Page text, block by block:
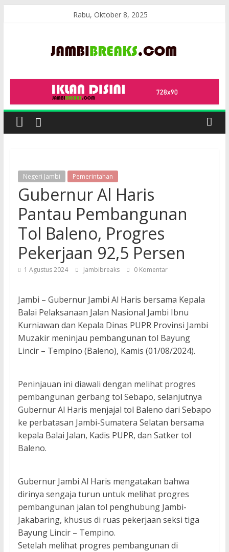
Rabu, Oktober 8, 2025
JambiBreaks
Negeri Jambi Pemerintahan
Gubernur Al Haris
Pantau Pembangunan
Tol Baleno, Progres
Pekerjaan 92,5 Persen
1 Agustus 2024 Jambibreaks 0 Komentar
Jambi – Gubernur Jambi Al Haris bersama Kepala
Balai Pelaksanaan Jalan Nasional Jambi Ibnu
Kurniawan dan Kepala Dinas PUPR Provinsi Jambi
Muzakir meninjau pembangunan tol Bayung
Lincir – Tempino (Baleno), Kamis (01/08/2024).
Peninjauan ini diawali dengan melihat progres
pembangunan gerbang tol Sebapo, selanjutnya
Gubernur Al Haris menjajal tol Baleno dari Sebapo
ke perbatasan Jambi-Sumatera Selatan bersama
kepala Balai Jalan, Kadis PUPR, dan Satker tol
Baleno.
Gubernur Jambi Al Haris mengatakan bahwa
dirinya sengaja turun untuk melihat progres
pembangunan jalan tol penghubung Jambi-
Jakabaring, khusus di ruas pekerjaan seksi tiga
Bayung Lincir – Tempino.
Setelah melihat progres pembangunan di